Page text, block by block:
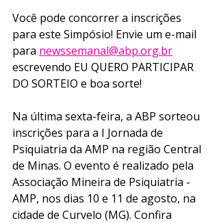
Você pode concorrer a inscrições
para este Simpósio! Envie um e-mail
para newssemanal@abp.org.br
escrevendo EU QUERO PARTICIPAR
DO SORTEIO e boa sorte!
Na última sexta-feira, a ABP sorteou
inscrições para a I Jornada de
Psiquiatria da AMP na região Central
de Minas. O evento é realizado pela
Associação Mineira de Psiquiatria -
AMP, nos dias 10 e 11 de agosto, na
cidade de Curvelo (MG). Confira